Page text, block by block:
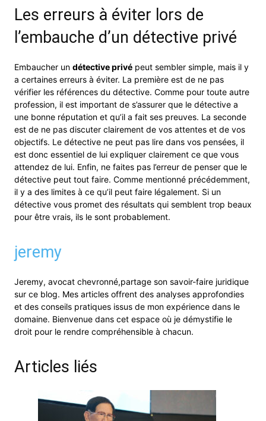
Les erreurs à éviter lors de
l’embauche d’un détective privé
Embaucher un détective privé peut sembler simple, mais il y
a certaines erreurs à éviter. La première est de ne pas
vérifier les références du détective. Comme pour toute autre
profession, il est important de s’assurer que le détective a
une bonne réputation et qu’il a fait ses preuves. La seconde
est de ne pas discuter clairement de vos attentes et de vos
objectifs. Le détective ne peut pas lire dans vos pensées, il
est donc essentiel de lui expliquer clairement ce que vous
attendez de lui. Enfin, ne faites pas l’erreur de penser que le
détective peut tout faire. Comme mentionné précédemment,
il y a des limites à ce qu’il peut faire légalement. Si un
détective vous promet des résultats qui semblent trop beaux
pour être vrais, ils le sont probablement.
jeremy
Jeremy, avocat chevronné,partage son savoir-faire juridique
sur ce blog. Mes articles offrent des analyses approfondies
et des conseils pratiques issus de mon expérience dans le
domaine. Bienvenue dans cet espace où je démystifie le
droit pour le rendre compréhensible à chacun.
Articles liés